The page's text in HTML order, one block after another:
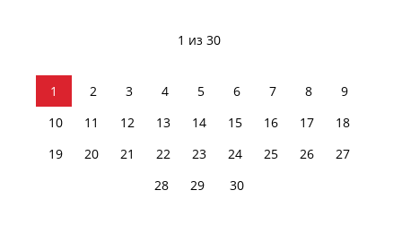
1 из 30
1 2 3 4 5 6 7 8
9
10
11 12 13 14 15 16 17
18
19
20 21 22 23 24 25 26
27
28
29 30